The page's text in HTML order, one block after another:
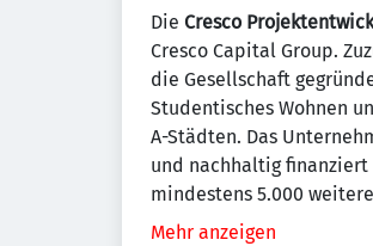
Die Cresco
Cresco Capital Group.
die Gesellschaft
Studentisches Wohnen
A-Städten. Das
und nachhaltig
mindestens 5.000
Mehr anzeigen